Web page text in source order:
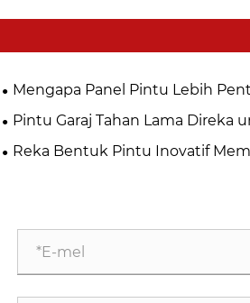
Mengapa Panel Pintu Lebih
Anda Fikirkan?
Pintu Garaj Tahan Lama Direka
Jangka Panjang
Reka Bentuk Pintu Inovatif